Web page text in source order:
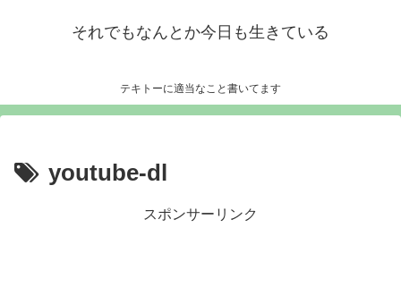
それでもなんとか今日も生きている
テキトーに適当なこと書いてます
youtube-dl
スポンサーリンク